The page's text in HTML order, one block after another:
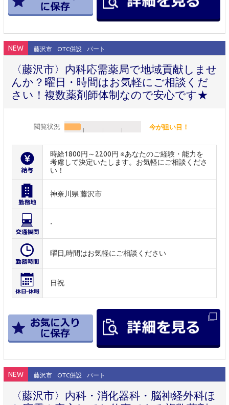
NEW 藤沢市 OTC併設 パート
〈藤沢市〉内科応需薬局で地域貢献しませ
んか？曜日・時間はお気軽にご相談くだ
さい！複数薬剤師体制なので安心です★
閲覧状況 今が狙い目！
時給1800円～2200円 ※あなたのご経験・能力を
考慮して決定いたします。お気軽にご相談くださ
い！
神奈川県 藤沢市
-
曜日,時間はお気軽にご相談ください
日祝
NEW 藤沢市 OTC併設 パート
〈藤沢市〉内科・消化器科・脳神経外科ほ